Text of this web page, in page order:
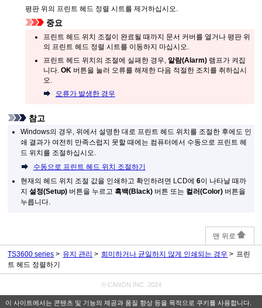
이 사이트에서는 콘텐츠 및 기능의 제공과 품질 향상 등을 목적으로 쿠키를 사용합니다.
평판 위의 프린트 헤드 정렬 시트를 제거하십시오.
중요
프린트 헤드 위치 조절이 완료될 때까지 문서 커버 를 열거나 평판위
의 프린트 헤드 정렬 시트를 이동하지 마십시오.
프린트 헤드 위치의 조절에 실패한 경우,
알람(Alarm)램프가 켜집
니다. OK 버튼을 눌러 오류를 해제한 다음 적절한 조치를 취하십시
오.
오류가 발생한 경우
참고
Windows의 경우, 위에서 설명한 대로 프린트 헤드 위치를 조절한 후에도 인
쇄 결과가 여전히 만족스럽지 못할 때에는 컴퓨터에서 수동으로 프린트 헤
드 위치를 조절하십시오.
수동으로 프린트 헤드 위치 조절하기
현재의 헤드 위치 조절 값을 인쇄하고 확인하려면 LCD에6이 나타날 때까
지설정(Setup) 버튼을 누르고 흑백(Black) 버튼 또는 컬러(Color) 버튼을
누릅니다.
맨 위로
TS3600 series 유지 관리 희미하거나 균일하지 않게 인쇄되는 경우
프린
트 헤드 정렬하기
© CANON INC. 2024